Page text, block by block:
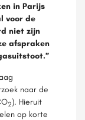
in Parijs
voor de
niet zijn
afspraken
naar de
2). Hieruit
op korte